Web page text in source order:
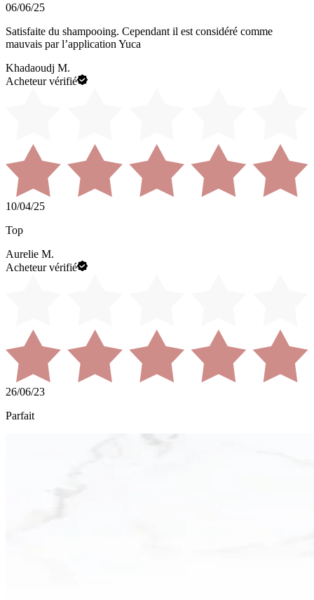
06/06/25
Satisfaite du shampooing. Cependant il est considéré comme
mauvais par l’application Yuca
Khadaoudj M.
Acheteur vérifié
10/04/25
Top
Aurelie M.
Acheteur vérifié
26/06/23
Parfait